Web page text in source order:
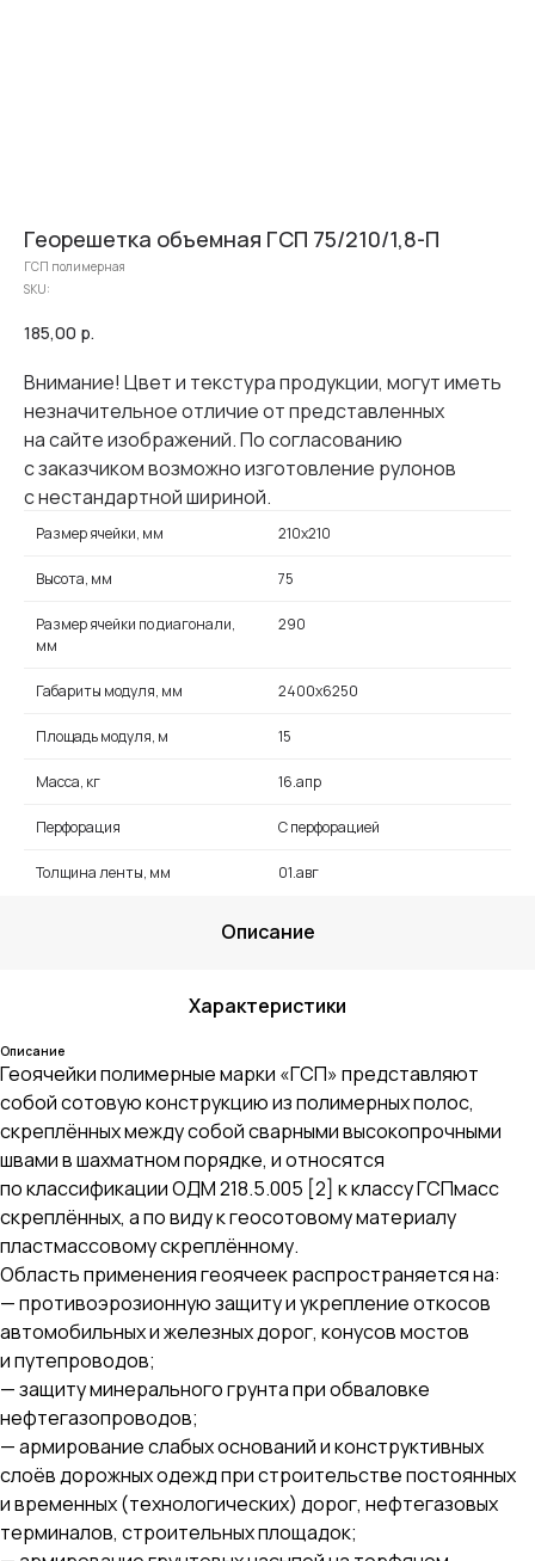
Георешетка объемная ГСП 75/210/1,8-П
ГСП полимерная
SKU:
185,00 р.
Внимание! Цвет и текстура продукции, могут иметь
незначительное отличие от представленных
на сайте изображений. По согласованию
с заказчиком возможно изготовление рулонов
с нестандартной шириной.
Размер ячейки, мм 210х210
Высота, мм 75
Размер ячейки по диагонали,
мм
290
Габариты модуля, мм 2400х6250
Площадь модуля, м 15
Масса, кг 16.апр
Перфорация С перфорацией
Толщина ленты, мм 01.авг
Описание
Характеристики
Описание
Геоячейки полимерные марки «ГСП» представляют
собой сотовую конструкцию из полимерных полос,
скреплённых между собой сварными высокопрочными
швами в шахматном порядке, и относятся
по классификации ОДМ 218.5.005 [2] к классу ГСПмасс
скреплённых, а по виду к геосотовому материалу
пластмассовому скреплённому.
Область применения геоячеек распространяется на:
— противоэрозионную защиту и укрепление откосов
автомобильных и железных дорог, конусов мостов
и путепроводов;
— защиту минерального грунта при обваловке
нефтегазопроводов;
— армирование слабых оснований и конструктивных
слоёв дорожных одежд при строительстве постоянных
и временных (технологических) дорог, нефтегазовых
терминалов, строительных площадок;